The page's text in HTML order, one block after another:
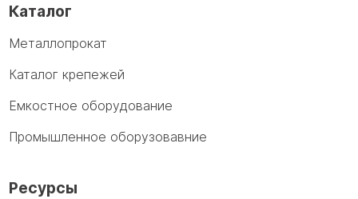
Каталог
Металлопрокат
Каталог крепежей
Емкостное оборудование
Промышленное оборузовавние
Ресурсы